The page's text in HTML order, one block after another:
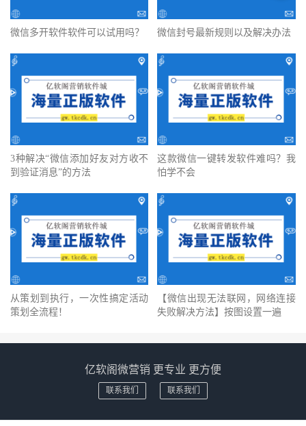
微信多开软件软件可以试用吗？ 微信封号最新规则以及解决办法
3种解决“微信添加好友对方收不
到验证消息”的方法
这款微信一键转发软件难吗？我
怕学不会
从策划到执行，一次性搞定活动
策划全流程！
【微信出现无法联网，网络连接
失败解决方法】按图设置一遍
亿软阁微营销 更专业 更方便
联系我们 联系我们